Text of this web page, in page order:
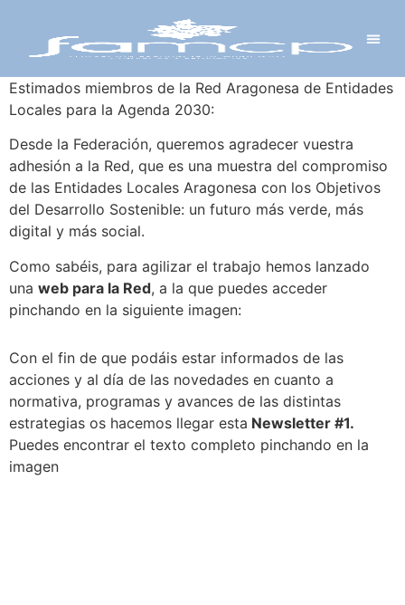
Estimados miembros de la Red Aragonesa de Entidades
Locales para la Agenda 2030:
Desde la Federación, queremos agradecer vuestra
adhesión a la Red, que es una muestra del compromiso
de las Entidades Locales Aragonesa con los Objetivos
del Desarrollo Sostenible: un futuro más verde, más
digital y más social.
Como sabéis, para agilizar el trabajo hemos lanzado
una web para la Red, a la que puedes acceder
pinchando en la siguiente imagen:
Con el fin de que podáis estar informados de las
acciones y al día de las novedades en cuanto a
normativa, programas y avances de las distintas
estrategias os hacemos llegar esta Newsletter #1.
Puedes encontrar el texto completo pinchando en la
imagen